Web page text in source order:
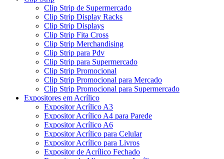
Clip Strip de Supermercado
Clip Strip Display Racks
Clip Strip Displays
Clip Strip Fita Cross
Clip Strip Merchandising
Clip Strip para Pdv
Clip Strip para Supermercado
Clip Strip Promocional
Clip Strip Promocional para Mercado
Clip Strip Promocional para Supermercado
Expositores em Acrílico
Expositor Acrílico A3
Expositor Acrílico A4 para Parede
Expositor Acrílico A6
Expositor Acrílico para Celular
Expositor Acrílico para Livros
Expositor de Acrílico Fechado